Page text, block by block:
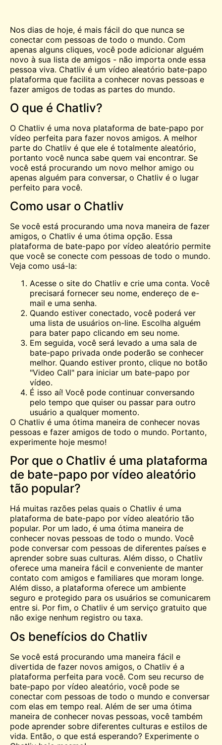
Nos dias de hoje, é mais fácil do que nunca se
conectar com pessoas de todo o mundo. Com
apenas alguns cliques, você pode adicionar alguém
novo à sua lista de amigos - não importa onde essa
pessoa viva. Chatliv é um vídeo aleatório bate-papo
plataforma que facilita a conhecer novas pessoas e
fazer amigos de todas as partes do mundo.
O que é Chatliv?
O Chatliv é uma nova plataforma de bate-papo por
vídeo perfeita para fazer novos amigos. A melhor
parte do Chatliv é que ele é totalmente aleatório,
portanto você nunca sabe quem vai encontrar. Se
você está procurando um novo melhor amigo ou
apenas alguém para conversar, o Chatliv é o lugar
perfeito para você.
Como usar o Chatliv
Se você está procurando uma nova maneira de fazer
amigos, o Chatliv é uma ótima opção. Essa
plataforma de bate-papo por vídeo aleatório permite
que você se conecte com pessoas de todo o mundo.
Veja como usá-la:
Acesse o site do Chatliv e crie uma conta. Você
precisará fornecer seu nome, endereço de e-
mail e uma senha.
Quando estiver conectado, você poderá ver
uma lista de usuários on-line. Escolha alguém
para bater papo clicando em seu nome.
Em seguida, você será levado a uma sala de
bate-papo privada onde poderão se conhecer
melhor. Quando estiver pronto, clique no botão
"Video Call" para iniciar um bate-papo por
vídeo.
É isso aí! Você pode continuar conversando
pelo tempo que quiser ou passar para outro
usuário a qualquer momento.
O Chatliv é uma ótima maneira de conhecer novas
pessoas e fazer amigos de todo o mundo. Portanto,
experimente hoje mesmo!
Por que o Chatliv é uma plataforma
de bate-papo por vídeo aleatório
tão popular?
Há muitas razões pelas quais o Chatliv é uma
plataforma de bate-papo por vídeo aleatório tão
popular. Por um lado, é uma ótima maneira de
conhecer novas pessoas de todo o mundo. Você
pode conversar com pessoas de diferentes países e
aprender sobre suas culturas. Além disso, o Chatliv
oferece uma maneira fácil e conveniente de manter
contato com amigos e familiares que moram longe.
Além disso, a plataforma oferece um ambiente
seguro e protegido para os usuários se comunicarem
entre si. Por fim, o Chatliv é um serviço gratuito que
não exige nenhum registro ou taxa.
Os benefícios do Chatliv
Se você está procurando uma maneira fácil e
divertida de fazer novos amigos, o Chatliv é a
plataforma perfeita para você. Com seu recurso de
bate-papo por vídeo aleatório, você pode se
conectar com pessoas de todo o mundo e conversar
com elas em tempo real. Além de ser uma ótima
maneira de conhecer novas pessoas, você também
pode aprender sobre diferentes culturas e estilos de
vida. Então, o que está esperando? Experimente o